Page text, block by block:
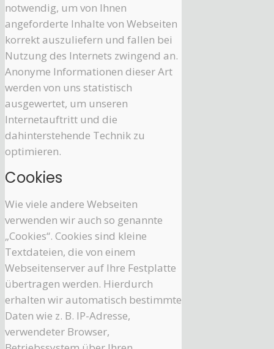
notwendig, um von Ihnen
angeforderte Inhalte von Webseiten
korrekt auszuliefern und fallen bei
Nutzung des Internets zwingend an.
Anonyme Informationen dieser Art
werden von uns statistisch
ausgewertet, um unseren
Internetauftritt und die
dahinterstehende Technik zu
optimieren.
Cookies
Wie viele andere Webseiten
verwenden wir auch so genannte
„Cookies“. Cookies sind kleine
Textdateien, die von einem
Webseitenserver auf Ihre Festplatte
übertragen werden. Hierdurch
erhalten wir automatisch bestimmte
Daten wie z. B. IP-Adresse,
verwendeter Browser,